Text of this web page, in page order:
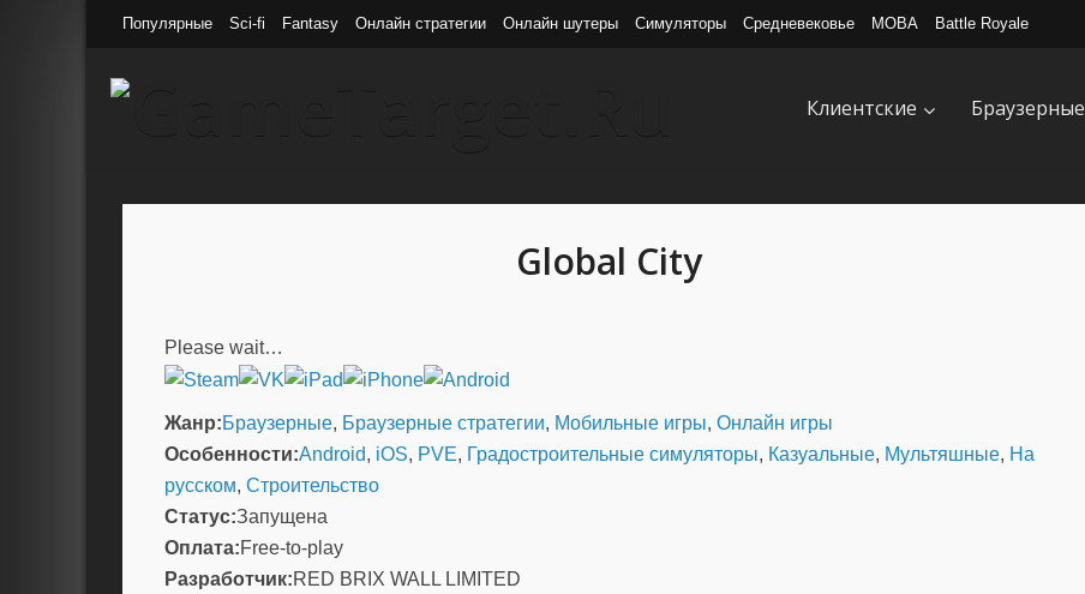
Популярные Sci-fi Fantasy Онлайн стратегии Онлайн шутеры Симуляторы Средневековье MOBA Battle Royale
Клиентские Браузерные
Global City
Please wait…
Жанр:Браузерные, Браузерные стратегии, Мобильные игры, Онлайн игры
Особенности:Android, iOS, PVE, Градостроительные симуляторы, Казуальные, Мультяшные, На
русском, Строительство
Статус:Запущена
Оплата:Free-to-play
Разработчик:RED BRIX WALL LIMITED